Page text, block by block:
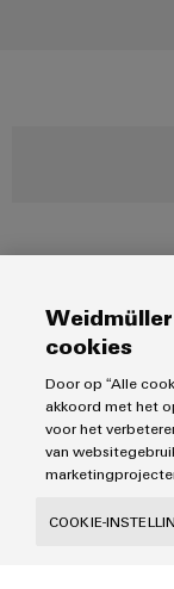
Producten
Klemmenstroken
Relais
Voedingen
Industrial Ethernet
Oplossingen
Automatisering
Werkplekoplossingen
Industriële IoT
Service
Assembled terminal
cookies
Door op “Alle
akkoord met het
voor het
van
COOKIE-